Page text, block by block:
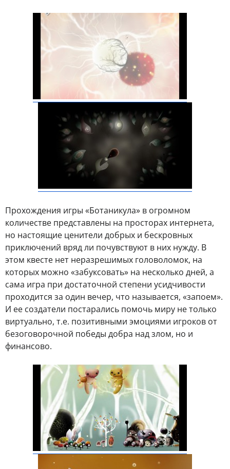
Прохождения игры «Ботаникула» в огромном
количестве представлены на просторах интернета,
но настоящие ценители добрых и бескровных
приключений вряд ли почувствуют в них нужду. В
этом квесте нет неразрешимых головоломок, на
которых можно «забуксовать» на несколько дней, а
сама игра при достаточной степени усидчивости
проходится за один вечер, что называется, «запоем».
И ее создатели постарались помочь миру не только
виртуально, т.е. позитивными эмоциями игроков от
безоговорочной победы добра над злом, но и
финансово.